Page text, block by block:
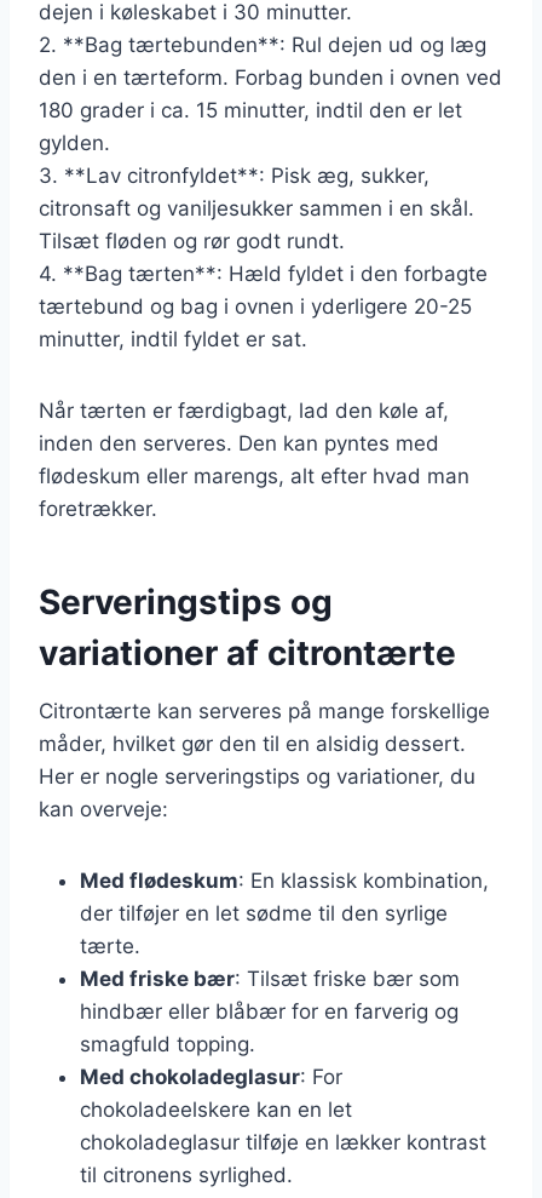
dejen i køleskabet i 30 minutter.
2. **Bag tærtebunden**: Rul dejen ud og læg
den i en tærteform. Forbag bunden i ovnen ved
180 grader i ca. 15 minutter, indtil den er let
gylden.
3. **Lav citronfyldet**: Pisk æg, sukker,
citronsaft og vaniljesukker sammen i en skål.
Tilsæt fløden og rør godt rundt.
4. **Bag tærten**: Hæld fyldet i den forbagte
tærtebund og bag i ovnen i yderligere 20-25
minutter, indtil fyldet er sat.
Når tærten er færdigbagt, lad den køle af,
inden den serveres. Den kan pyntes med
flødeskum eller marengs, alt efter hvad man
foretrækker.
Serveringstips og
variationer af citrontærte
Citrontærte kan serveres på mange forskellige
måder, hvilket gør den til en alsidig dessert.
Her er nogle serveringstips og variationer, du
kan overveje:
Med flødeskum: En klassisk kombination,
der tilføjer en let sødme til den syrlige
tærte.
Med friske bær: Tilsæt friske bær som
hindbær eller blåbær for en farverig og
smagfuld topping.
Med chokoladeglasur: For
chokoladeelskere kan en let
chokoladeglasur tilføje en lækker kontrast
til citronens syrlighed.